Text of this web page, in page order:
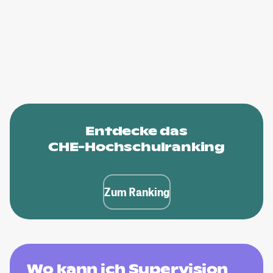
Entdecke das
CHE-Hochschulranking
Zum Ranking
Wo kann ich Supervision